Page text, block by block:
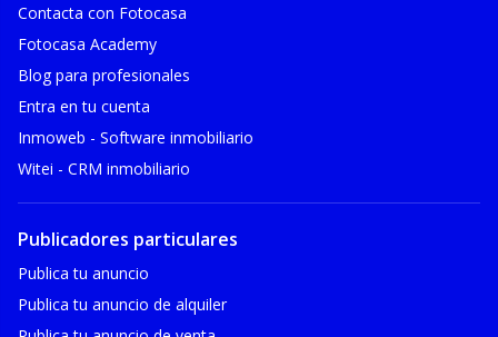
Contacta con Fotocasa
Fotocasa Academy
Blog para profesionales
Entra en tu cuenta
Inmoweb - Software inmobiliario
Witei - CRM inmobiliario
Publicadores particulares
Publica tu anuncio
Publica tu anuncio de alquiler